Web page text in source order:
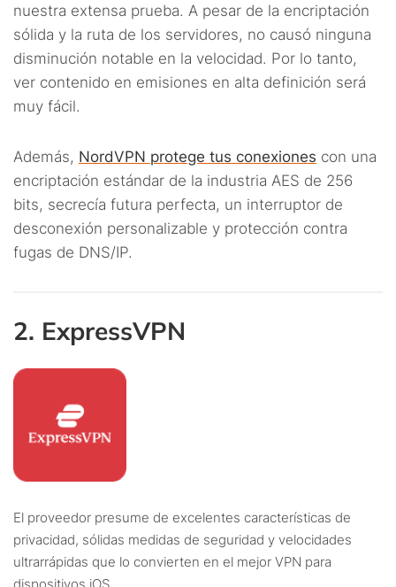
nuestra extensa prueba. A pesar de la encriptación
sólida y la ruta de los servidores, no causó ninguna
disminución notable en la velocidad. Por lo tanto,
ver contenido en emisiones en alta definición será
muy fácil.
Además, NordVPN protege tus conexiones con una
encriptación estándar de la industria AES de 256
bits, secrecía futura perfecta, un interruptor de
desconexión personalizable y protección contra
fugas de DNS/IP.
2. ExpressVPN
El proveedor presume de excelentes características de
privacidad, sólidas medidas de seguridad y velocidades
ultrarrápidas que lo convierten en el mejor VPN para